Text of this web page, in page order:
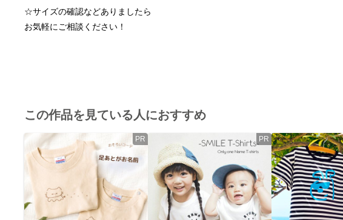
☆サイズの確認などありましたら
お気軽にご相談ください！
この作品を見ている人におすすめ
PR PR